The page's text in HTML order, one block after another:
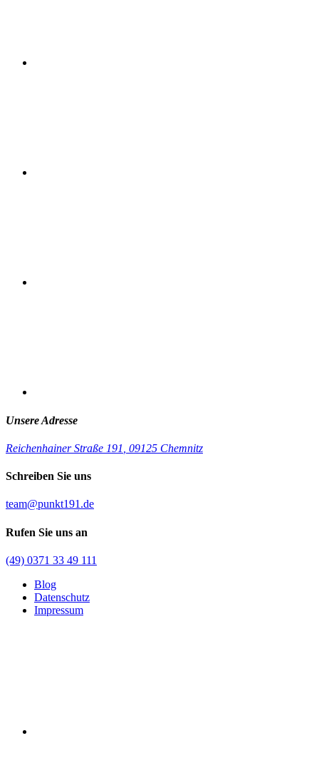
Unsere Adresse
Reichenhainer Straße 191 09125 Chemnitz
Schreiben Sie uns
team@punkt191.de
Rufen Sie uns an
(49) 0371 33 49 111
Blog
Datenschutz
Impressum